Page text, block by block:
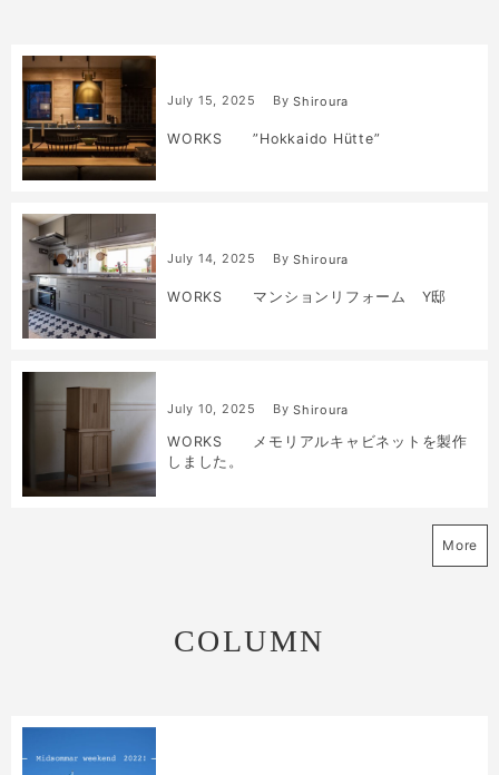
July 15, 2025 By Shiroura
WORKS ”Hokkaido Hütte”
July 14, 2025 By Shiroura
WORKS マンションリフォーム Y邸
July 10, 2025 By Shiroura
WORKS メモリアルキャビネットを製作
しました。
More
COLUMN